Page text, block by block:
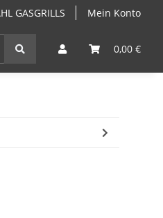
GASGRILLS Mein Konto
0,00 €
GRILLKURSE & GRILLSEMINARE